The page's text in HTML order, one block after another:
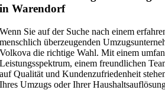
in Warendorf
Wenn Sie auf der Suche nach einem
menschlich überzeugenden
Volkova die richtige Wahl. Mit einem
Leistungsspektrum, einem freundlichen
auf Qualität und Kundenzufriedenheit
Ihres Umzugs oder Ihrer